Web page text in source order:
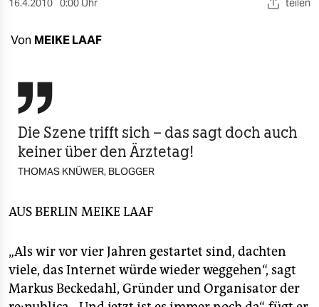
nord
verlag
verlag
veranstaltungen
fragen & hilfe
abo
genossenschaft
16.4.2010 0:00 Uhr teilen
Von MEIKE LAAF

Die Szene trifft sich – das sagt doch auch
keiner über den Ärztetag!
THOMAS KNÜWER, BLOGGER
AUS BERLIN MEIKE LAAF
„Als wir vor vier Jahren gestartet sind, dachten
viele, das Internet würde wieder weggehen“, sagt
Markus Beckedahl, Gründer und Organisator der